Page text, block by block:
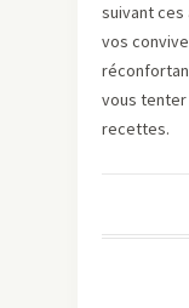
suivant
vos
vous tenter
recettes.